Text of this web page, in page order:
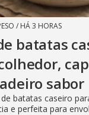
/ HÁ 3 HORAS
batatas
sabor
batatas caseiro
e perfeita para